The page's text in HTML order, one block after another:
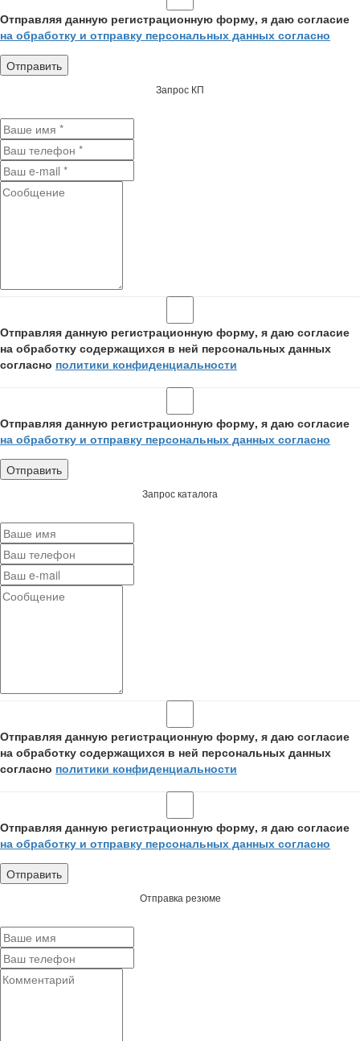
Отправляя данную регистрационную форму, я даю согласие
на обработку и отправку персональных данных согласно
Запрос КП
Отправляя данную регистрационную форму, я даю согласие
на обработку содержащихся в ней персональных данных
согласно политики конфиденциальности
Отправляя данную регистрационную форму, я даю согласие
на обработку и отправку персональных данных согласно
Запрос каталога
Отправляя данную регистрационную форму, я даю согласие
на обработку содержащихся в ней персональных данных
согласно политики конфиденциальности
Отправляя данную регистрационную форму, я даю согласие
на обработку и отправку персональных данных согласно
Отправка резюме